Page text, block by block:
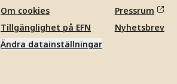
Om cookies
Tillgänglighet på EFN
Ändra datainställningar
Pressrum
Nyhetsbrev